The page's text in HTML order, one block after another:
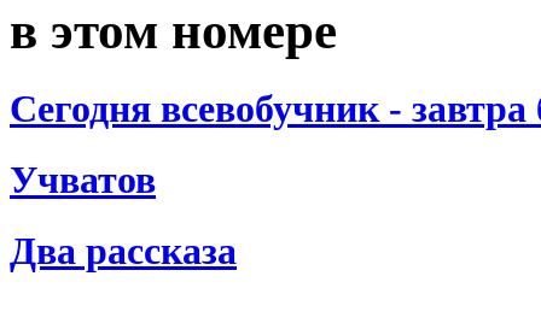
в этом номере
Сегодня всевобучник - завтра
Учватов
Два рассказа